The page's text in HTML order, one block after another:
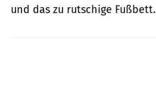
und das zu rutschige Fußbett.